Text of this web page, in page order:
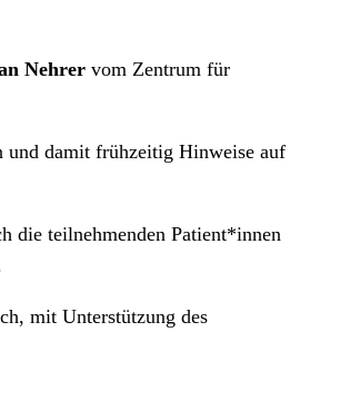
Nehrer vom Zentrum für
und damit frühzeitig Hinweise auf
die teilnehmenden Patient*innen
mit Unterstützung des